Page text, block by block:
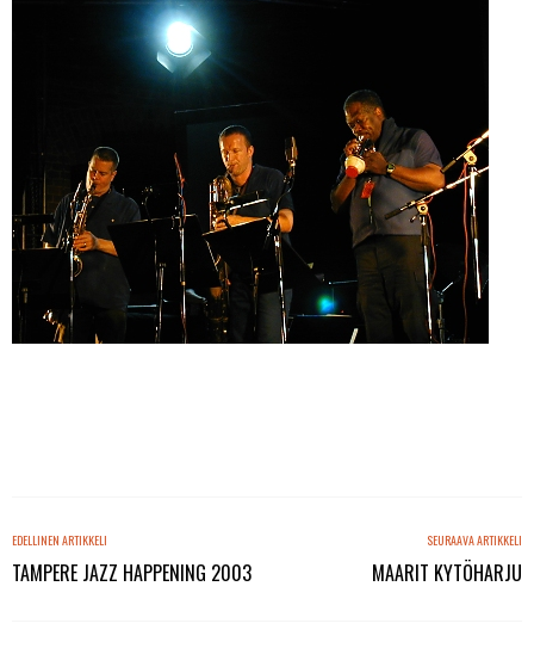
EDELLINEN ARTIKKELI
TAMPERE JAZZ HAPPENING 2003
SEURAAVA ARTIKKELI
MAARIT KYTÖHARJU